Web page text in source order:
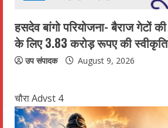
हसदेव बांगो परियोजना- बैराज गेटों
के लिए 3.83 करोड़ रूपए की स्वीकृति
उप संपादक August 9, 2026
चौरा Advst 4